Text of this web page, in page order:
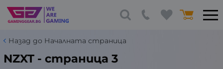
Назад до Началната страница
NZXT - страница 3